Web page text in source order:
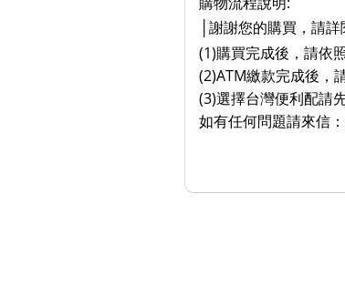
謝謝您的購買，請
(1)購買完成後，請依
(2)ATM繳款完成後，
(3)選擇台灣便利配請
如有任何問題請來信